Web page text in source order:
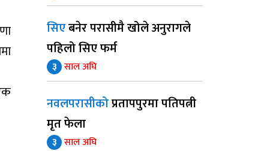
सिएबनेर परासीमै खोले अनुरागले
पहिलो सिए फर्म
३ साल अघि
नवलपरासीकोप्रतापपुरमा पतिपत्नी
मृत फेला
३ साल अघि